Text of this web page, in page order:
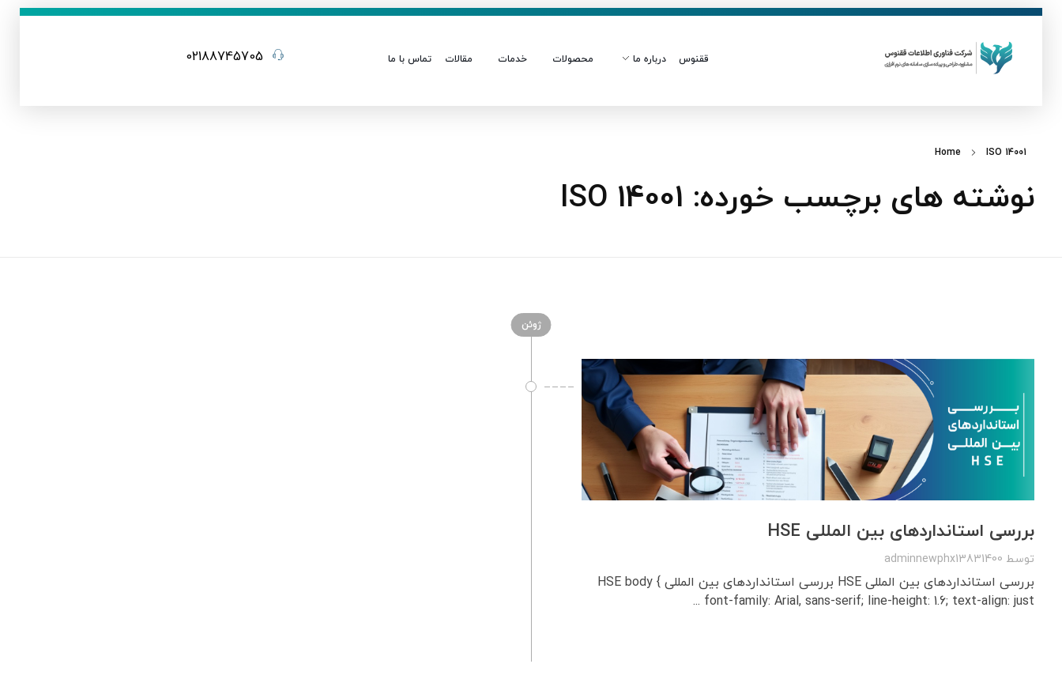
ققنوس درباره ما محصولات خدمات مقالات تماس با ما 02188745705
Home ISO 14001
نوشته های برچسب خورده: ISO 14001
ژوئن
بررسی استانداردهای بین‌ المللی HSE
توسط adminnewphx13831400
بررسی استانداردهای بین‌ المللی HSE بررسی استانداردهای بین‌ المللی HSE body {
font-family: Arial, sans-serif; line-height: 1.6; text-align: just ...